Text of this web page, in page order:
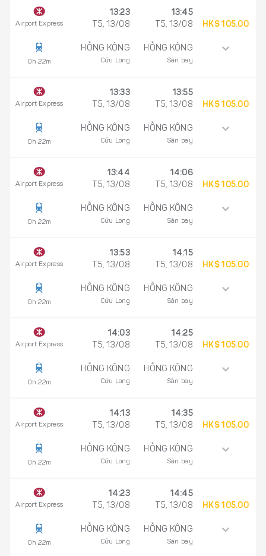
Airport Express
0h 22m
13:23
T5, 13/08
HỒNG KÔNG
Cửu Long
13:45
T5, 13/08
HỒNG KÔNG
Sân bay
HK$ 105.00
Airport Express
0h 22m
13:33
T5, 13/08
HỒNG KÔNG
Cửu Long
13:55
T5, 13/08
HỒNG KÔNG
Sân bay
HK$ 105.00
Airport Express
0h 22m
13:44
T5, 13/08
HỒNG KÔNG
Cửu Long
14:06
T5, 13/08
HỒNG KÔNG
Sân bay
HK$ 105.00
Airport Express
0h 22m
13:53
T5, 13/08
HỒNG KÔNG
Cửu Long
14:15
T5, 13/08
HỒNG KÔNG
Sân bay
HK$ 105.00
Airport Express
0h 22m
14:03
T5, 13/08
HỒNG KÔNG
Cửu Long
14:25
T5, 13/08
HỒNG KÔNG
Sân bay
HK$ 105.00
Airport Express
0h 22m
14:13
T5, 13/08
HỒNG KÔNG
Cửu Long
14:35
T5, 13/08
HỒNG KÔNG
Sân bay
HK$ 105.00
Airport Express
0h 22m
14:23
T5, 13/08
HỒNG KÔNG
Cửu Long
14:45
T5, 13/08
HỒNG KÔNG
Sân bay
HK$ 105.00